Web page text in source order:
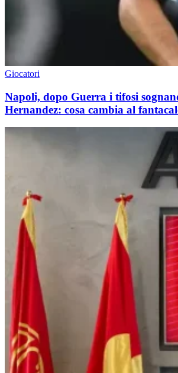
Giocatori
Napoli, dopo Guerra i tifosi
Hernandez: cosa cambia al